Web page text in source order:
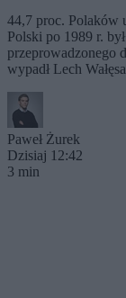
44,7 proc. Polaków
Polski po 1989 r.
przeprowadzonego
wypadł Lech
Paweł Żurek
Dzisiaj 12:42
3 min